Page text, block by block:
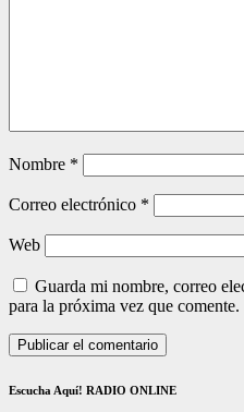
Nombre *
Correo electrónico *
Web
Guarda mi nombre, correo
para la próxima vez que comente.
Escucha Aquí! RADIO ONLINE